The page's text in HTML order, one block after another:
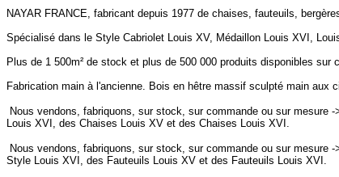
NAYAR FRANCE, fabricant depuis 1977 de chaises, fauteuils,
Spécialisé dans le Style Cabriolet Louis XV, Médaillon Louis XVI,
Plus de 1 500m² de stock et plus de 500 000 produits disponibles
Fabrication main à l'ancienne. Bois en hêtre massif sculpté main
Nous vendons, fabriquons, sur stock, sur commande ou sur
Louis XVI, des Chaises Louis XV et des Chaises Louis XVI.
Nous vendons, fabriquons, sur stock, sur commande ou sur mesure -
Style Louis XVI, des Fauteuils Louis XV et des Fauteuils Louis XVI.